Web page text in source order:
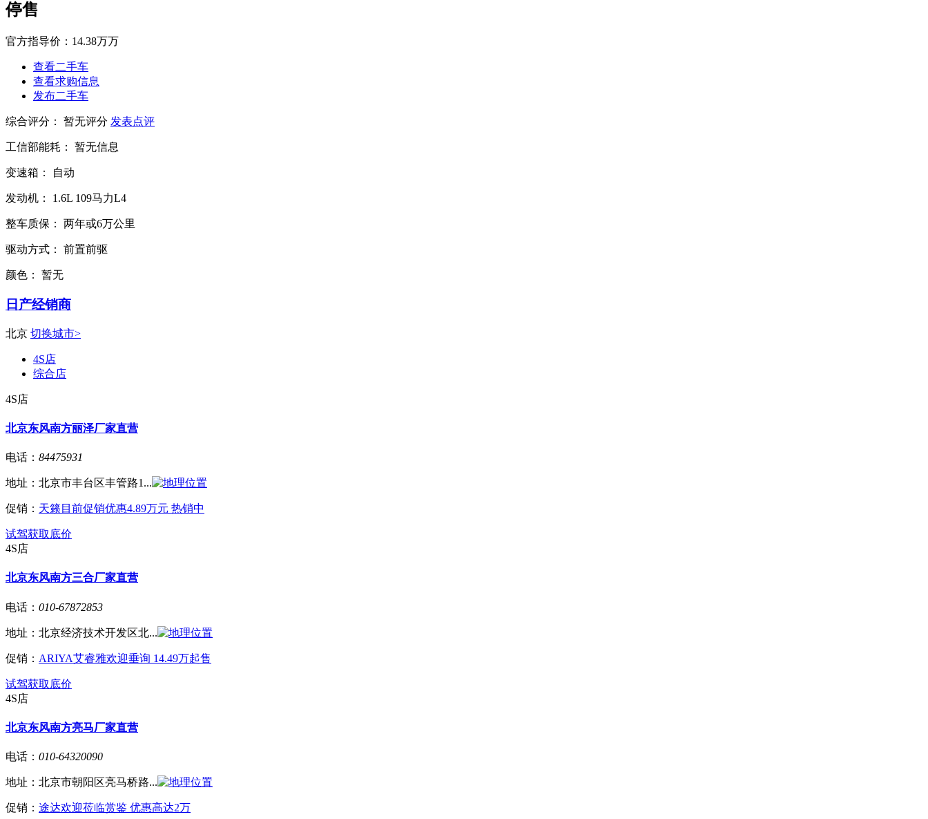
停售
官方指导价： 14.38万万
查看二手车
查看求购信息
发布二手车
综合评分： 暂无评分 发表点评
工信部能耗： 暂无信息
变速箱： 自动
发动机： 1.6L 109马力L4
整车质保： 两年或6万公里
驱动方式： 前置前驱
颜色： 暂无
日产经销商
北京 切换城市>
4S店
综合店
4S店
北京东风南方丽泽厂家直营
电话： 84475931
地址： 北京市丰台区丰管路1...
促销： 天籁目前促销优惠4.89万元 热销中
试驾获取底价
4S店
北京东风南方三合厂家直营
电话： 010-67872853
地址： 北京经济技术开发区北...
促销： ARIYA艾睿雅欢迎垂询 14.49万起售
试驾获取底价
4S店
北京东风南方亮马厂家直营
电话： 010-64320090
地址： 北京市朝阳区亮马桥路...
促销： 途达欢迎莅临赏鉴 优惠高达2万